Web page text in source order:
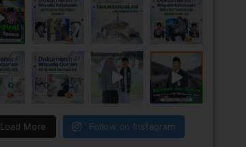
Load More Follow on Instagram